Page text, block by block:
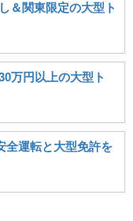
＆関東限定の大型ト
万円以上の大型ト
全運転と大型免許を